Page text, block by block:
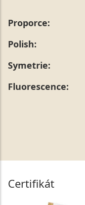
Proporce:
Polish:
Symetrie:
Fluorescence:
Certifikát